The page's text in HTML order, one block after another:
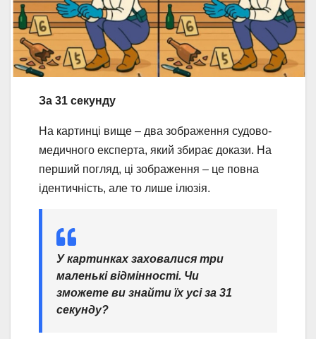
За 31 секунду
На картинці вище – два зображення судово-
медичного експерта, який збирає докази. На
перший погляд, ці зображення – це повна
ідентичність, але то лише ілюзія.
У картинках заховалися три
маленькі відмінності. Чи
зможете ви знайти їх усі за 31
секунду?